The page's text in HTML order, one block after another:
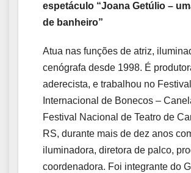
espetáculo “Joana Getúlio –
de banheiro”
Atua nas funções de atriz,
cenógrafa desde 1998. É
aderecista, e trabalhou no Festival
Internacional de Bonecos –
Festival Nacional de Teatro de
RS, durante mais de dez anos
iluminadora, diretora de palco,
coordenadora. Foi integrante do